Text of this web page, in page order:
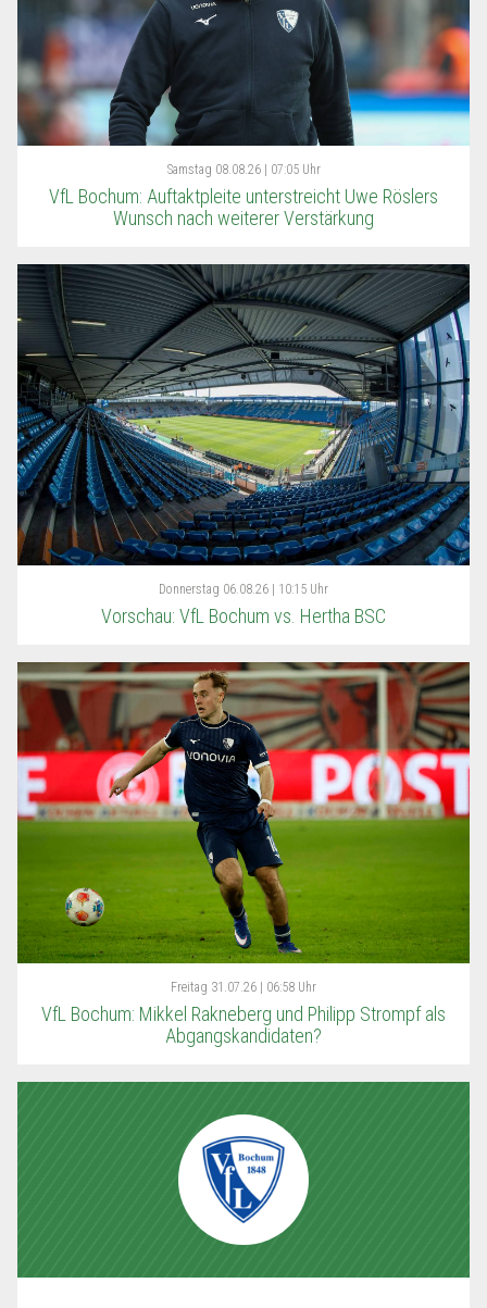
Samstag 08.08.26 | 07:05 Uhr
VfL Bochum: Auftaktpleite unterstreicht Uwe Röslers
Wunsch nach weiterer Verstärkung
Donnerstag 06.08.26 | 10:15 Uhr
Vorschau: VfL Bochum vs. Hertha BSC
Freitag 31.07.26 | 06:58 Uhr
VfL Bochum: Mikkel Rakneberg und Philipp Strompf als
Abgangskandidaten?